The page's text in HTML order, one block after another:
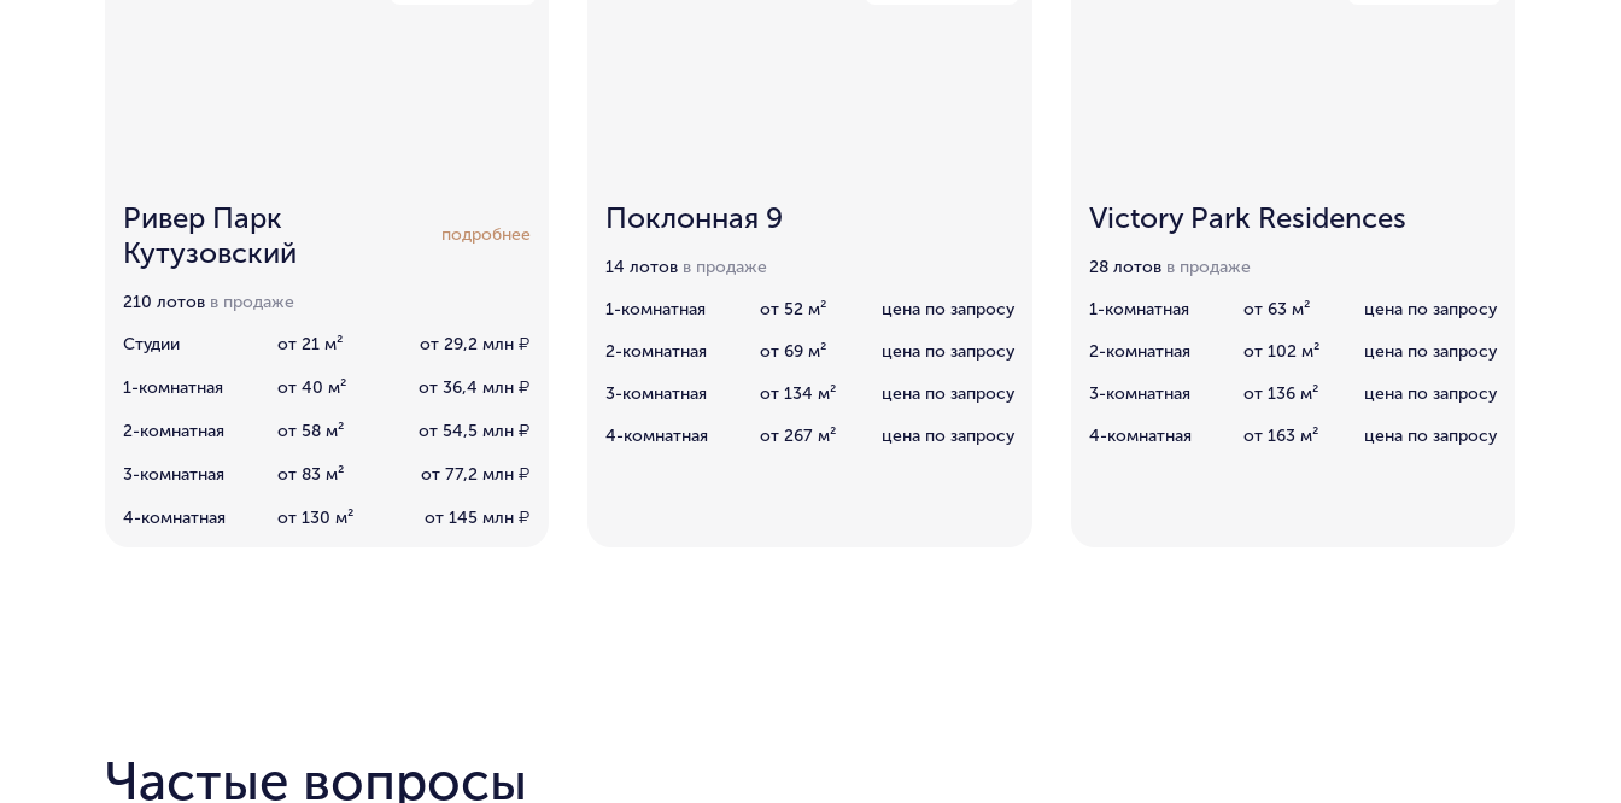
Ривер Парк
Кутузовский
подробнее
210 лотов в продаже
Студии от 21 м² от 29,2 млн₽
1-комнатная от 40 м² от 36,4 млн₽
2-комнатная от 58 м² от 54,5 млн₽
3-комнатная от 83 м² от 77,2 млн₽
4-комнатная от 130 м² от 145 млн₽
Поклонная 9
14 лотов в продаже
1-комнатная от 52 м² цена по запросу
2-комнатная от 69 м² цена по запросу
3-комнатная от 134 м² цена по запросу
4-комнатная от 267 м² цена по запросу
Victory Park Residences
28 лотов в продаже
1-комнатная от 63 м² цена по запросу
2-комнатная от 102 м² цена по запросу
3-комнатная от 136 м² цена по запросу
4-комнатная от 163 м² цена по запросу
Частые вопросы